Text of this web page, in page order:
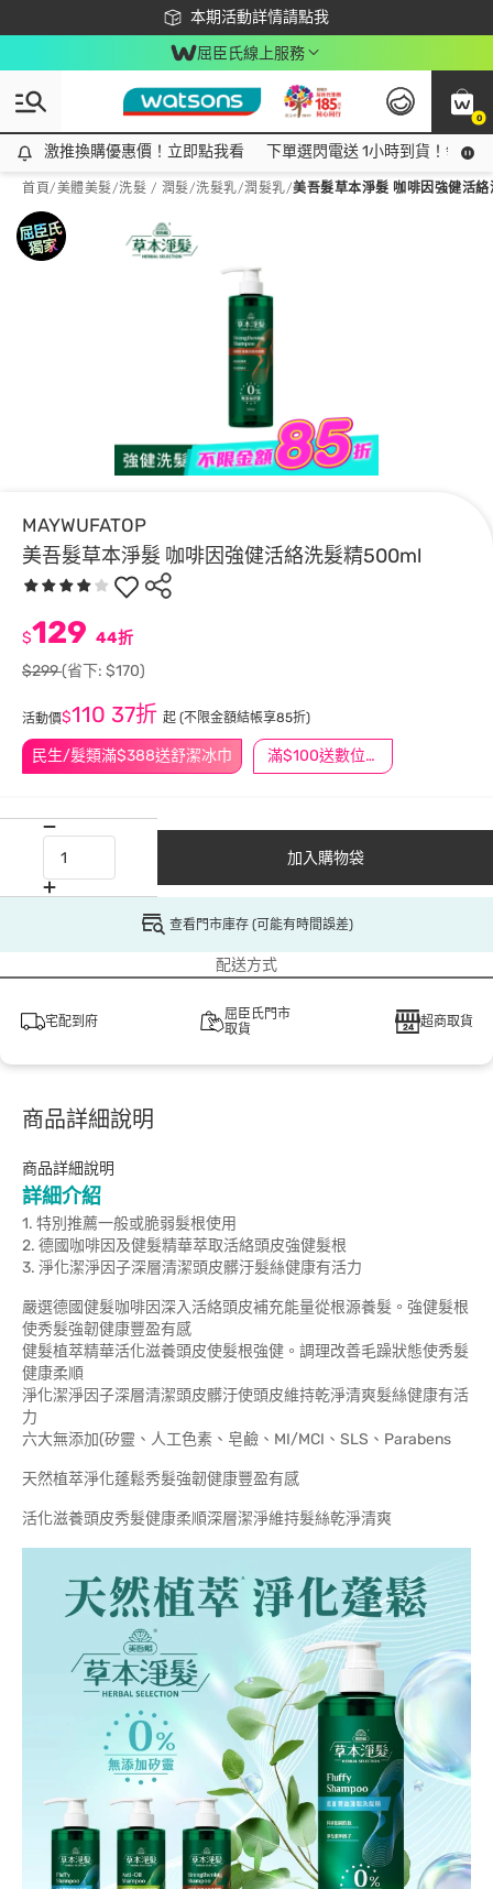
本期活動詳情請點我
下載app最高回饋$350
屈臣氏線上服務
0
激推換購優惠價！立即點我看
激推換購優惠價！立即點我看 下單選閃電送 1小時到貨！領神
首頁/美體美髮/洗髮 / 潤髮/洗髮乳/潤髮乳/美吾髮草本淨髮 咖啡因強健活
MAYWUFATOP
美吾髮草本淨髮 咖啡因強健活絡洗髮精500ml
民生/髮類滿$388送舒潔冰巾 滿$100送數位印花
$129 44折
$299(省下: $170)
活動價$110 37折 起 (不限金額結帳享85折)
加入購物袋
查看門市庫存 (可能有時間誤差)
配送方式
宅配到府
屈臣氏門市
取貨
超商取貨
商品詳細說明
商品詳細說明
詳細介紹
1. 特別推薦一般或脆弱髮根使用
2. 德國咖啡因及健髮精華萃取活絡頭皮強健髮根
3. 淨化潔淨因子深層清潔頭皮髒汙髮絲健康有活力
嚴選德國健髮咖啡因深入活絡頭皮補充能量從根源養髮。強健髮根
使秀髮強韌健康豐盈有感
健髮植萃精華活化滋養頭皮使髮根強健。調理改善毛躁狀態使秀髮
健康柔順
淨化潔淨因子深層清潔頭皮髒汙使頭皮維持乾淨清爽髮絲健康有活
力
六大無添加(矽靈、人工色素、皂鹼、MI/MCI、SLS、Parabens
天然植萃淨化蓬鬆秀髮強韌健康豐盈有感
活化滋養頭皮秀髮健康柔順深層潔淨維持髮絲乾淨清爽